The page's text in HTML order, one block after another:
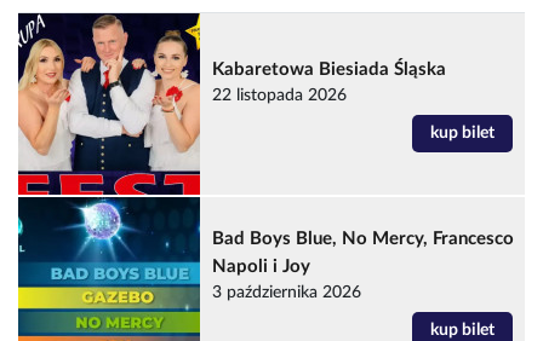
Kabaretowa Biesiada Śląska
22 listopada 2026
kup bilet
Bad Boys Blue, No Mercy, Francesco
Napoli i Joy
3 października 2026
kup bilet